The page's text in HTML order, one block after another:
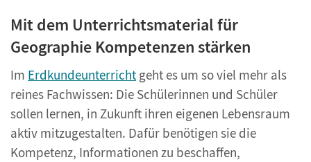
Mit dem Unterrichtsmaterial für
Geographie Kompetenzen stärken
Im Erdkundeunterricht geht es um so viel mehr als
reines Fachwissen: Die Schülerinnen und Schüler
sollen lernen, in Zukunft ihren eigenen Lebensraum
aktiv mitzugestalten. Dafür benötigen sie die
Kompetenz, Informationen zu beschaffen,